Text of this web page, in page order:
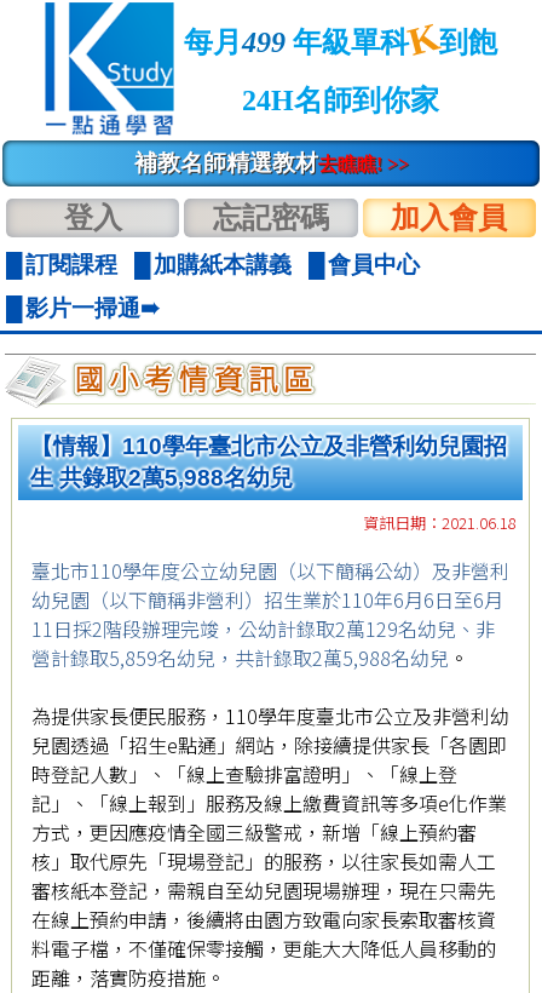
每月499年級單科K到飽
24H名師到你家
補教名師精選教材去瞧瞧! >>
登入 忘記密碼 加入會員
訂閱課程 加購紙本講義
會員中心
影片一掃通➠
【情報】110學年臺北市公立及非營利幼兒園招
生 共錄取2萬5,988名幼兒
資訊日期：2021.06.18
臺北市110學年度公立幼兒園（以下簡稱公幼）及非營利
幼兒園（以下簡稱非營利）招生業於110年6月6日至6月
11日採2階段辦理完竣，公幼計錄取2萬129名幼兒、非
營計錄取5,859名幼兒，共計錄取2萬5,988名幼兒 。
為提供家長便民服務，110學年度臺北市公立及非營利幼
兒園透過「招生e點通」網站，除接續提供家長「各園即
時登記人數」、「線上查驗排富證明」、「線上登
記」、「線上報到」服務及線上繳費資訊等多項e化作業
方式，更因應疫情全國三級警戒，新增「線上預約審
核」取代原先「現場登記」的服務，以往家長如需人工
審核紙本登記，需親自至幼兒園現場辦理，現在只需先
在線上預約申請，後續將由園方致電向家長索取審核資
料電子檔，不僅確保零接觸，更能大大降低人員移動的
距離，落實防疫措施。